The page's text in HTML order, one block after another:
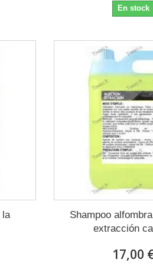
En stock
la
Shampoo
extracción
17,00